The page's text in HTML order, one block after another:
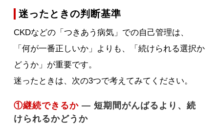
迷ったときの判断基準
CKDなどの「つきあう病気」での自己管理は、
「何が一番正しいか」よりも、「続けられる選択か
どうか」が重要です。
迷ったときは、次の3つで考えてみてください。
①継続できるか — 短期間がんばるより、続
けられるかどうか